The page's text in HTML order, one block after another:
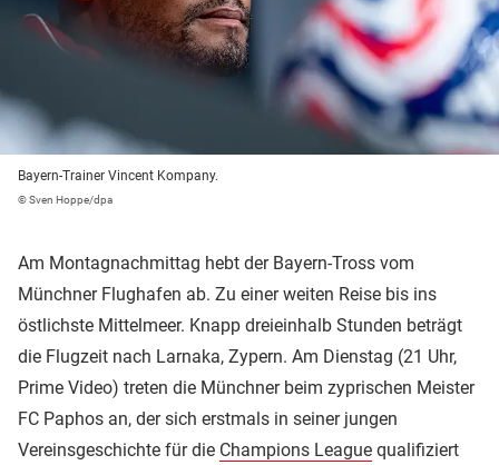
Bayern-Trainer Vincent Kompany.
© Sven Hoppe/dpa
Am Montagnachmittag hebt der Bayern-Tross vom
Münchner Flughafen ab. Zu einer weiten Reise bis ins
östlichste Mittelmeer. Knapp dreieinhalb Stunden beträgt
die Flugzeit nach Larnaka, Zypern. Am Dienstag (21 Uhr,
Prime Video) treten die Münchner beim zyprischen Meister
FC Paphos an, der sich erstmals in seiner jungen
Vereinsgeschichte für die Champions League qualifiziert